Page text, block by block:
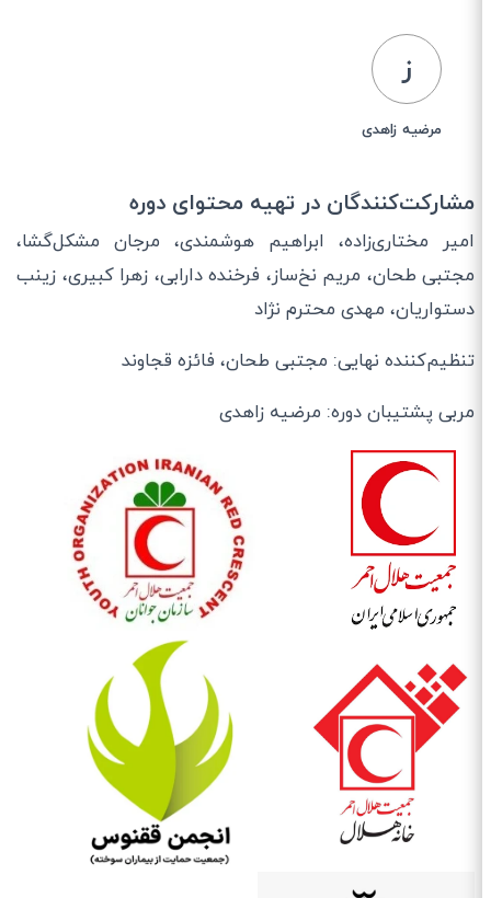
ز
مرضیه زاهدی
مشارکت‌کنندگان در تهیه محتوای دوره
امیر مختاری‌زاده، ابراهیم هوشمندی، مرجان مشکل‌گشا،
مجتبی طحان، مریم نخ‌ساز، فرخنده دارابی، زهرا کبیری، زینب
دستواریان، مهدی محترم نژاد
تنظیم‌کننده نهایی: مجتبی طحان، فائزه قجاوند
مربی پشتیبان دوره: مرضیه زاهدی